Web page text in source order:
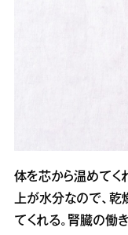
体を芯から温めてく
上が水分なので、
てくれる。腎臓の働